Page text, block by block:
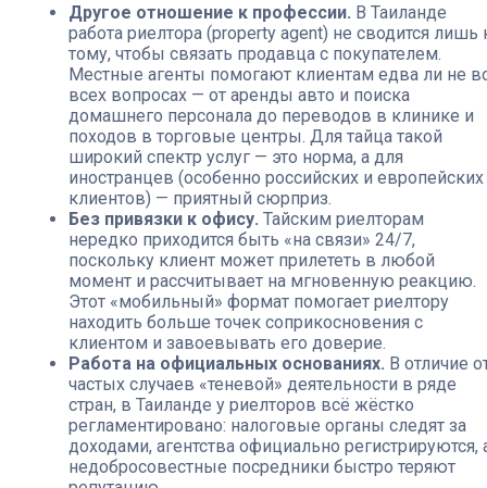
Другое отношение к профессии. В Таиланде
работа риелтора (property agent) не сводится лишь
тому, чтобы связать продавца с покупателем.
Местные агенты помогают клиентам едва ли не
всех вопросах — от аренды авто и поиска
домашнего персонала до переводов в клинике и
походов в торговые центры. Для тайца такой
широкий спектр услуг — это норма, а для
иностранцев (особенно российских и европейских
клиентов) — приятный сюрприз.
Без привязки к офису. Тайским риелторам
нередко приходится быть «на связи» 24/7,
поскольку клиент может прилететь в любой
момент и рассчитывает на мгновенную реакцию.
Этот «мобильный» формат помогает риелтору
находить больше точек соприкосновения с
клиентом и завоевывать его доверие.
Работа на официальных основаниях. В отличие
частых случаев «теневой» деятельности в ряде
стран, в Таиланде у риелторов всё жёстко
регламентировано: налоговые органы следят за
доходами, агентства официально регистрируются,
недобросовестные посредники быстро теряют